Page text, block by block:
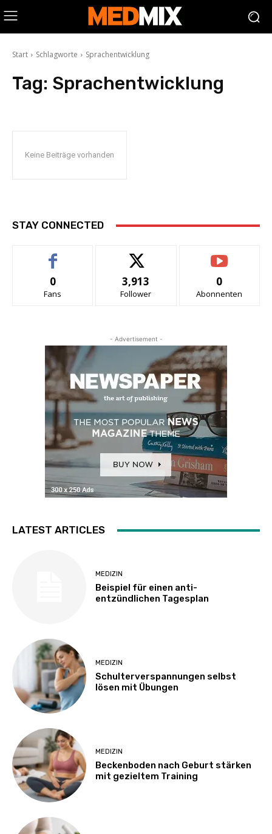
Start Schlagworte Sprachentwicklung
Tag: Sprachentwicklung
Keine Beiträge vorhanden
STAY CONNECTED
0
Fans
3,913
Follower
0
Abonnenten
- Advertisement -
LATEST ARTICLES
MEDIZIN
Beispiel für einen anti-
entzündlichen Tagesplan
MEDIZIN
Schulterverspannungen selbst
lösen mit Übungen
MEDIZIN
Beckenboden nach Geburt stärken
mit gezieltem Training